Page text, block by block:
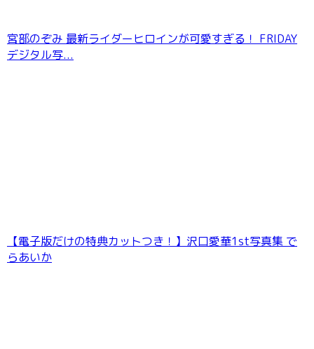
宮部のぞみ 最新ライダーヒロインが可愛すぎる！ FRIDAY
デジタル写...
【電子版だけの特典カットつき！】沢口愛華1st写真集 で
らあいか